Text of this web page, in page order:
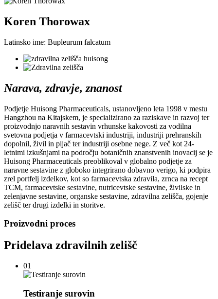
Koren Thorowax
Latinsko ime: Bupleurum falcatum
Narava, zdravje, znanost
Podjetje Huisong Pharmaceuticals, ustanovljeno leta 1998 v mestu
Hangzhou na Kitajskem, je specializirano za raziskave in razvoj ter
proizvodnjo naravnih sestavin vrhunske kakovosti za vodilna
svetovna podjetja v farmacevtski industriji, industriji prehranskih
dopolnil, živil in pijač ter industriji osebne nege. Z več kot 24-
letnimi izkušnjami na področju botaničnih znanstvenih inovacij se je
Huisong Pharmaceuticals preoblikoval v globalno podjetje za
naravne sestavine z globoko integrirano dobavno verigo, ki podpira
zrel portfelj izdelkov, kot so farmacevtska zdravila, zrnca na recept
TCM, farmacevtske sestavine, nutricevtske sestavine, živilske in
zelenjavne sestavine, organske sestavine, zdravilna zelišča, gojenje
zelišč ter drugi izdelki in storitve.
Proizvodni proces
Pridelava zdravilnih zelišč
01
Testiranje surovin